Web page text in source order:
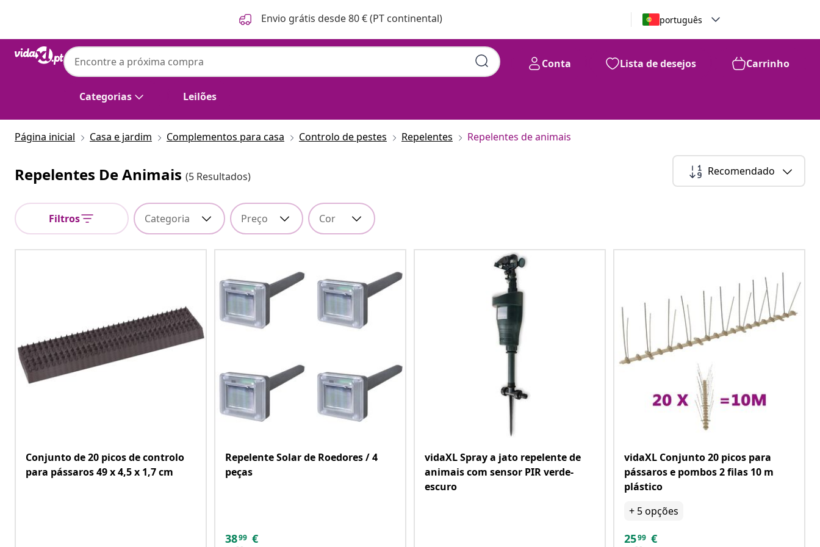
Envio grátis desde 80 € (PT continental) português
Categorias Leilões
Conta Lista de desejos Carrinho
Página inicial Casa e jardim Complementos para casa Controlo de pestes Repelentes Repelentes de animais
Repelentes De Animais (5 Resultados) Recomendado
Filtros Categoria Preço Cor
Conjunto de 20 picos de controlo
para pássaros 49 x 4,5 x 1,7 cm
Repelente Solar de Roedores / 4
peças
3899 €
vidaXL Spray a jato repelente de
animais com sensor PIR verde-
escuro
vidaXL Conjunto 20 picos para
pássaros e pombos 2 filas 10 m
plástico
+ 5opções
2599 €